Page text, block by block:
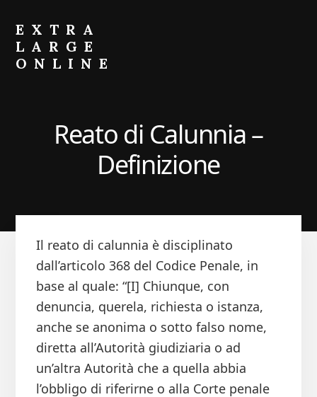
primary
sidebar
content
EXTRA
LARGE
ONLINE
PortafoglioReato di Calunnia –
Definizione
Il reato di calunnia è disciplinato
dall’articolo 368 del Codice Penale, in
base al quale: “[I] Chiunque, con
denuncia, querela, richiesta o istanza,
anche se anonima o sotto falso nome,
diretta all’Autorità giudiziaria o ad
un’altra Autorità che a quella abbia
l’obbligo di riferirne o alla Corte penale